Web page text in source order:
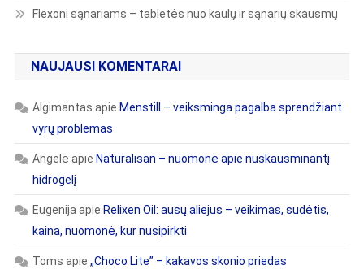
Flexoni sąnariams – tabletės nuo kaulų ir sąnarių skausmų
NAUJAUSI KOMENTARAI
Algimantas apie Menstill – veiksminga pagalba sprendžiant
vyrų problemas
Angelė apie Naturalisan – nuomonė apie nuskausminantį
hidrogelį
Eugenija apie Relixen Oil: ausų aliejus – veikimas, sudėtis,
kaina, nuomonė, kur nusipirkti
Toms apie „Choco Lite” – kakavos skonio priedas